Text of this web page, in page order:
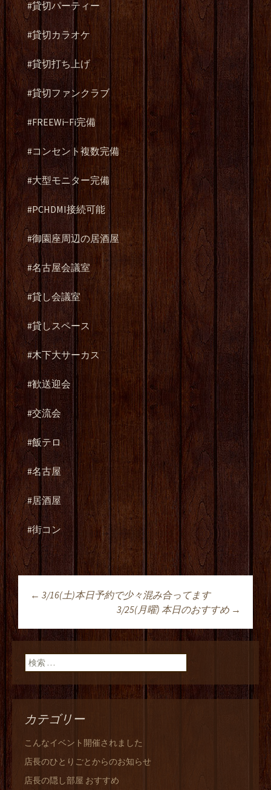
#貸切パーティー
#貸切カラオケ
#貸切打ち上げ
#貸切ファンクラブ
#FREEWi−Fi完備
#コンセント複数完備
#大型モニター完備
#PCHDMI接続可能
#御園座周辺の居酒屋
#名古屋会議室
#貸し会議室
#貸しスペース
#木下大サーカス
#歓送迎会
#交流会
#飯テロ
#名古屋
#居酒屋
#街コン
投稿ナビゲーショ
ン
← 3/16(土)本日予約で少々混み合ってます
3/25(月曜) 本日のおすすめ →
検索:
カテゴリー
こんなイベント開催されました
店長のひとりごとからのお知らせ
店長の隠し部屋 おすすめ